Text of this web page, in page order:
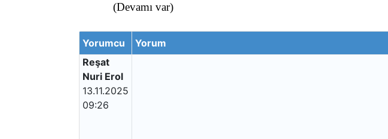
(Devamı var)
Yorumcu
Yorum
Reşat
Nuri Erol
13.11.2025
09:26